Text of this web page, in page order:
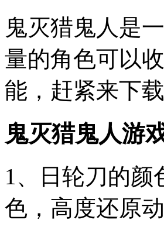
鬼灭猎鬼人是
量的角色可以
能，赶紧来下载
鬼灭猎鬼人游
1、日轮刀的颜
色，高度还原动